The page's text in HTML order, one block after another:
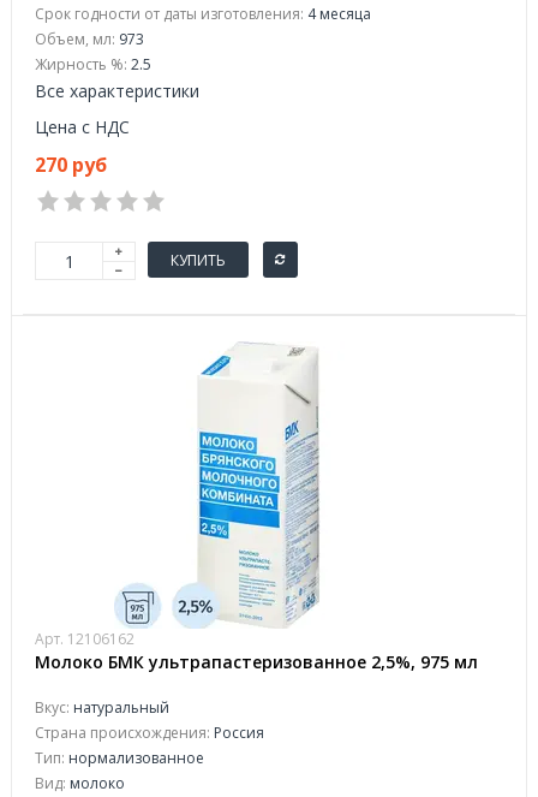
Срок годности от даты изготовления: 4 месяца
Объем, мл: 973
Жирность %: 2.5
Все характеристики
Цена с НДС
270 руб
КУПИТЬ
Арт. 12106162
Молоко БМК ультрапастеризованное 2,5%, 975 мл
Вкус: натуральный
Страна происхождения: Россия
Тип: нормализованное
Вид: молоко